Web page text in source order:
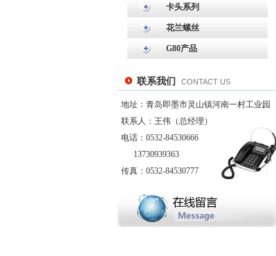
卡头系列
花兰螺丝
G80产品
联系我们 CONTACT US
地址：青岛即墨市灵山镇河南一村工业园
联系人：王伟（总经理）
电话：0532-84530666
13730939363
传真：0532-84530777